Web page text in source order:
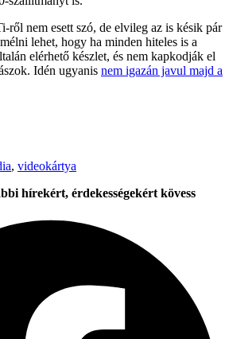
ről nem esett szó, de elvileg az is késik pár
lehet, hogy ha minden hiteles is a
elérhető készlet, és nem kapkodják el
Idén ugyanis nem igazán javul majd a
, videokártya
hírekért, érdekességekért kövess